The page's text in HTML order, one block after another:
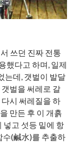
쓰던 진짜 전통
했다고 하며, 일제
는데, 갯벌이 발달
벌을 써레로 갈
시 써레질을 하
만든 후 이 개흙
넣고 섯등 밑에 항
수(鹹水)를 추출하